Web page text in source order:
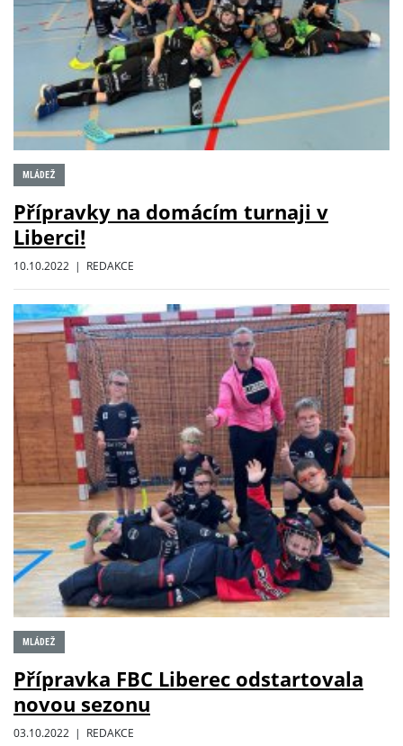
MLÁDEŽ
Přípravky na domácím turnaji v
Liberci!
10.10.2022 | REDAKCE
MLÁDEŽ
Přípravka FBC Liberec odstartovala
novou sezonu
03.10.2022 | REDAKCE